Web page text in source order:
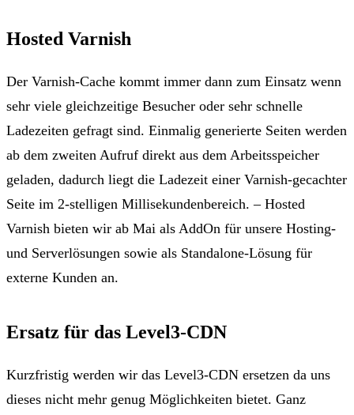
Hosted Varnish
Der Varnish-Cache kommt immer dann zum Einsatz wenn
sehr viele gleichzeitige Besucher oder sehr schnelle
Ladezeiten gefragt sind. Einmalig generierte Seiten werden
ab dem zweiten Aufruf direkt aus dem Arbeitsspeicher
geladen, dadurch liegt die Ladezeit einer Varnish-gecachter
Seite im 2-stelligen Millisekundenbereich. – Hosted
Varnish bieten wir ab Mai als AddOn für unsere Hosting-
und Serverlösungen sowie als Standalone-Lösung für
externe Kunden an.
Ersatz für das Level3-CDN
Kurzfristig werden wir das Level3-CDN ersetzen da uns
dieses nicht mehr genug Möglichkeiten bietet. Ganz